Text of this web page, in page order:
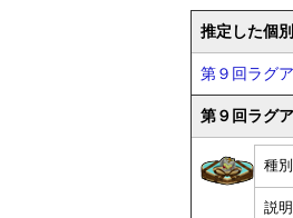
推定した個
第９回ラグ
第９回ラグ
種別
説明